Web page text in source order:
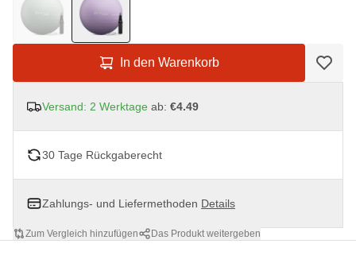
In den Warenkorb
Versand: 2 Werktage ab: €4.49
30 Tage Rückgaberecht
Zahlungs- und Liefermethoden Details
Zum Vergleich hinzufügen Das Produkt weitergeben